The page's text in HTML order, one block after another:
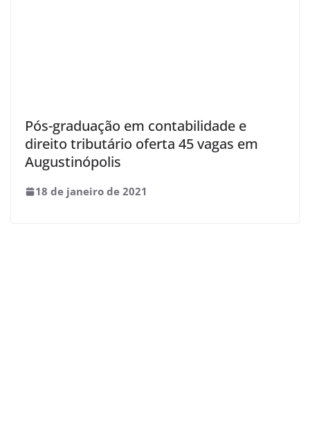
Pós-graduação em contabilidade e
direito tributário oferta 45 vagas em
Augustinópolis
18 de janeiro de 2021